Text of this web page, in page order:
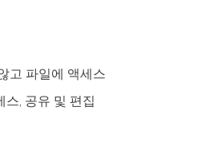
고 파일에 액세스
스, 공유 및 편집